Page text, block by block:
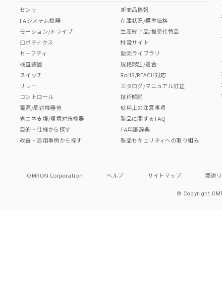
センサ
FAシステム機器
モーション/ドライブ
ロボティクス
セーフティ
検査装置
スイッチ
リレー
コントロール
電源/周辺機器他
省エネ支援/環境対策機器
目的・仕様から探す
改善・活用事例から探す
新商品情報
在庫状況/標準価格
生産終了品/推奨代替品
特設サイト
動画ライブラリ
規格認証/適合
RoHS/REACH対応
カタログ/マニュアル訂正
技術解説
使用上の注意事項
製品に関するFAQ
FA用語辞典
製品セキュリティへの取り組み
OMRON Corporation ヘルプ サイトマップ 関連
© Copyright